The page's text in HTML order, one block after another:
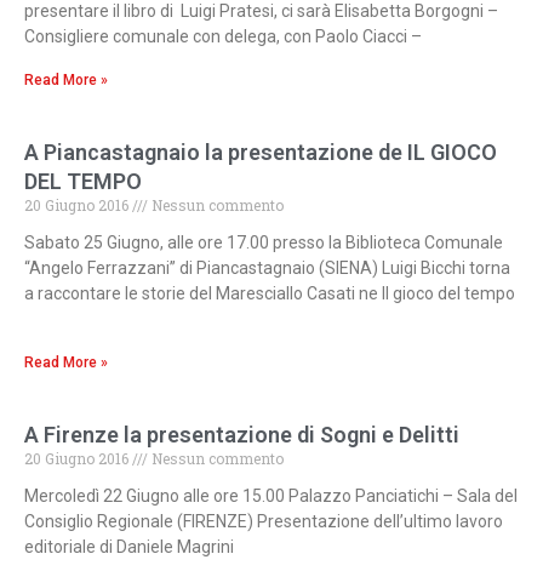
presentare il libro di Luigi Pratesi, ci sarà Elisabetta Borgogni –
Consigliere comunale con delega, con Paolo Ciacci –
Read More »
A Piancastagnaio la presentazione de IL GIOCO
DEL TEMPO
20 Giugno 2016
Nessun commento
Sabato 25 Giugno, alle ore 17.00 presso la Biblioteca Comunale
“Angelo Ferrazzani” di Piancastagnaio (SIENA) Luigi Bicchi torna
a raccontare le storie del Maresciallo Casati ne Il gioco del tempo
Read More »
A Firenze la presentazione di Sogni e Delitti
20 Giugno 2016
Nessun commento
Mercoledì 22 Giugno alle ore 15.00 Palazzo Panciatichi – Sala del
Consiglio Regionale (FIRENZE) Presentazione dell’ultimo lavoro
editoriale di Daniele Magrini